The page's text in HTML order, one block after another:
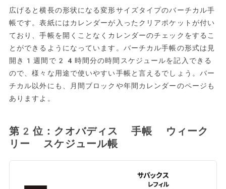
広げると横長の形状になる変形サイズタイプのバーチカル手
帳です。表紙にはカレンダーが入ったクリアポケットが付い
ており、手帳を開くことなくカレンダーのチェックをするこ
とができるようになっています。バーチカル手帳の形式は見
開き1週間で24時間分の時間スケジュールを記入できる
ので、様々な用途で使いやすい手帳と言えるでしょう。バー
チカル以外にも、月間ブロックや年間カレンダーのページも
ありますよ。
第2位：クオバディス 手帳 ウィーク
リー スケジュール帳